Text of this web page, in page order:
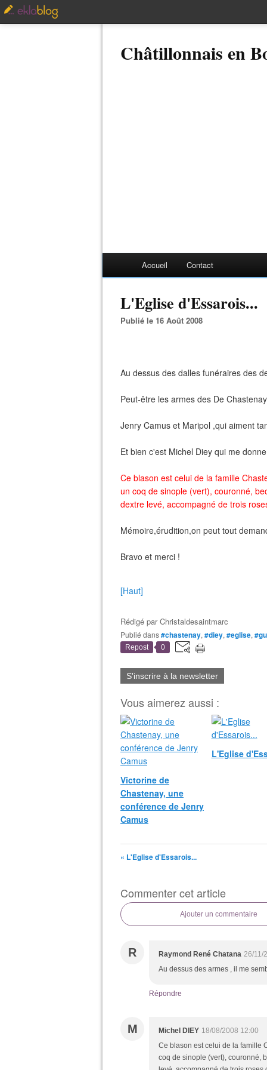
Châtillonnais en
Accueil Contact
L'Eglise d'Essarois...
Publié le 16 Août 2008
Au dessus des dalles funéraires des
Peut-être les armes des De
Jenry Camus et Maripol ,qui aiment
Et bien c'est Michel Diey qui me
Ce blason est celui de la famille
un coq de sinople (vert), couronné,
dextre levé, accompagné de trois
Mémoire,érudition,on peut tout
Bravo et merci !
[Haut]
Rédigé parChristaldesaintmarc
Publié dans#chastenay, #diey, #eglise,
Repost 0
S'inscrire à la newsletter
Vous aimerez aussi :
Victorine de
Chastenay, une
conférence de Jenry
Camus
L'Eglise
« L'Eglise d'Essarois...
Commenter cet article
Ajouter un commentaire
R Raymond René Chatana 26/11/
Au dessus des armes , il me
Répondre
M Michel DIEY 18/08/2008 12:00
Ce blason est celui de la famille
coq de sinople (vert), couronné,